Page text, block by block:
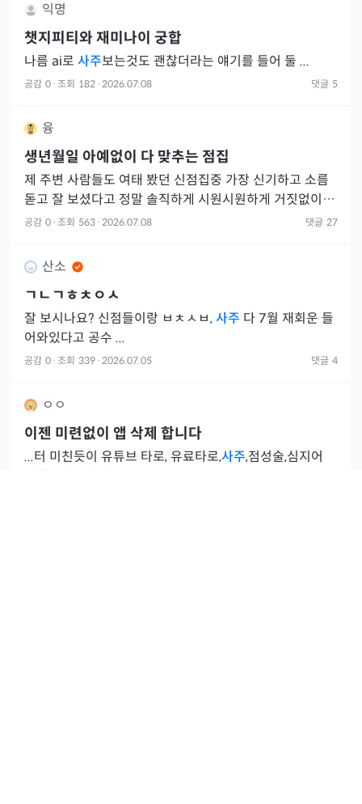
익명
챗지피티와 재미나이 궁합
나름 ai로 사주보는것도 괜찮더라는 얘기를 들어 둘 ...
공감 0 · 조회 182 · 2026.07.08 댓글 5
융
생년월일 아예없이 다 맞추는 점집
제 주변 사람들도 여태 봤던 신점집중 가장 신기하고 소름
돋고 잘 보셨다고 정말 솔직하게 시원시원하게 거짓없이 다
말해주신다고 하길래 저도 고민하다가 가봤습니다 !!!!! 경
공감 0 · 조회 563 · 2026.07.08 댓글 27
산소
ㄱㄴㄱㅎㅊㅇㅅ
잘 보시나요? 신점들이랑 ㅂㅊㅅㅂ,사주 다 7월 재회운 들
어와있다고 공수 ...
공감 0 · 조회 339 · 2026.07.05 댓글 4
ㅇㅇ
이젠 미련없이 앱 삭제 합니다
...터 미친듯이 유튜브 타로, 유료타로,사주,점성술,심지어